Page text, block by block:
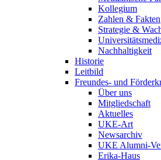
Kollegium
Zahlen & Fakten
Strategie &
Nachhaltigkeit
Historie
Leitbild
Freundes- und
Über uns
Mitgliedschaft
Aktuelles
UKE-Art
Newsarchiv
UKE Alumni-
Erika-Haus